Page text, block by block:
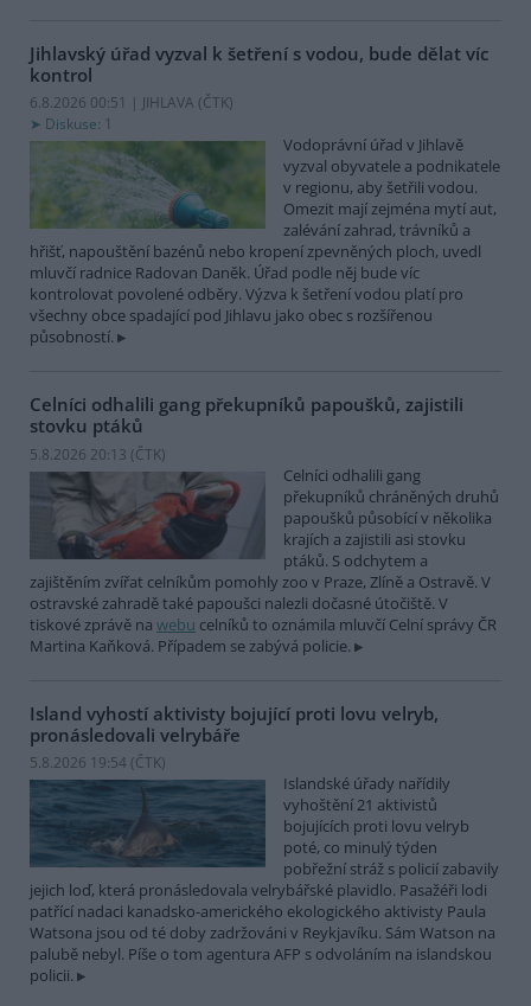
Jihlavský úřad vyzval k šetření s vodou, bude dělat víc
kontrol
6.8.2026 00:51 | JIHLAVA (ČTK)
Diskuse: 1
Vodoprávní úřad v Jihlavě
vyzval obyvatele a podnikatele
v regionu, aby šetřili vodou.
Omezit mají zejména mytí aut,
zalévání zahrad, trávníků a
hřišť, napouštění bazénů nebo kropení zpevněných ploch, uvedl
mluvčí radnice Radovan Daněk. Úřad podle něj bude víc
kontrolovat povolené odběry. Výzva k šetření vodou platí pro
všechny obce spadající pod Jihlavu jako obec s rozšířenou
působností.
Celníci odhalili gang překupníků papoušků, zajistili
stovku ptáků
5.8.2026 20:13 (ČTK)
Celníci odhalili gang
překupníků chráněných druhů
papoušků působící v několika
krajích a zajistili asi stovku
ptáků. S odchytem a
zajištěním zvířat celníkům pomohly zoo v Praze, Zlíně a Ostravě. V
ostravské zahradě také papoušci nalezli dočasné útočiště. V
tiskové zprávě na webu celníků to oznámila mluvčí Celní správy ČR
Martina Kaňková. Případem se zabývá policie.
Island vyhostí aktivisty bojující proti lovu velryb,
pronásledovali velrybáře
5.8.2026 19:54 (ČTK)
Islandské úřady nařídily
vyhoštění 21 aktivistů
bojujících proti lovu velryb
poté, co minulý týden
pobřežní stráž s policií zabavily
jejich loď, která pronásledovala velrybářské plavidlo. Pasažéři lodi
patřící nadaci kanadsko-amerického ekologického aktivisty Paula
Watsona jsou od té doby zadržováni v Reykjavíku. Sám Watson na
palubě nebyl. Píše o tom agentura AFP s odvoláním na islandskou
policii.